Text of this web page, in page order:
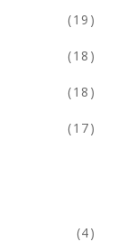
(19)
(18)
(18)
(17)
(4)